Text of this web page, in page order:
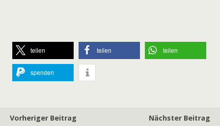
teilen teilen teilen
spenden
Vorheriger Beitrag
Nächster Beitrag